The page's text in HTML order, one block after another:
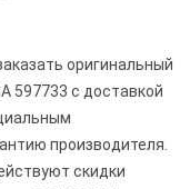
оригинальный
597733 с доставкой
производителя.
скидки